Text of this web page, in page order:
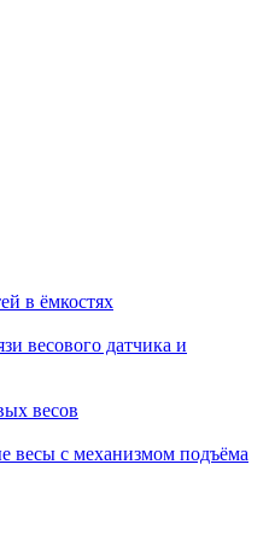
в ёмкостях
весового датчика и
весов
с механизмом подъёма